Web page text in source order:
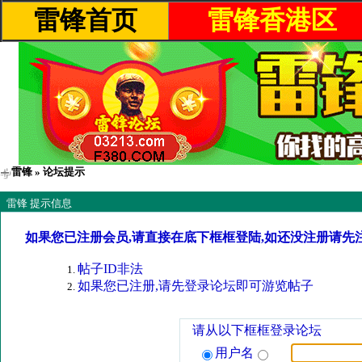
雷锋首页 雷锋香港区
雷锋 » 论坛提示
雷锋 提示信息
如果您已注册会员,请直接在底下框框登陆,如还没注册请先
帖子ID非法
如果您已注册,请先登录论坛即可游览帖子
请从以下框框登录论坛
用户名